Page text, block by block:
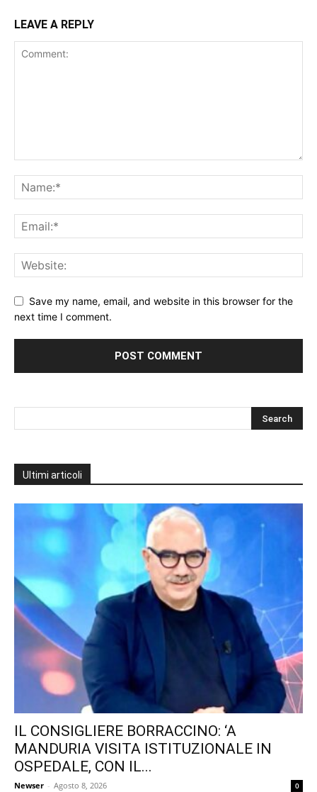
LEAVE A REPLY
Save my name, email, and website in this browser for the
next time I comment.
Ultimi articoli
IL CONSIGLIERE BORRACCINO: ‘A
MANDURIA VISITA ISTITUZIONALE IN
OSPEDALE, CON IL...
Newser - Agosto 8, 2026 0